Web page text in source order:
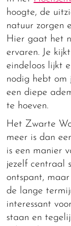
hoogte, de
natuur zorgen
Hier gaat het
ervaren. Je
eindeloos lijkt
nodig hebt om
een diepe
te hoeven.
Het Zwarte
meer is dan
is een manier
jezelf centraal
ontspant,
de lange
interessant
staan en